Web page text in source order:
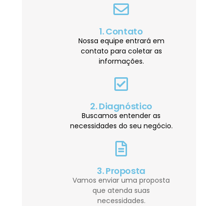
1. Contato
Nossa equipe entrará em
contato para coletar as
informações.
2. Diagnóstico
Buscamos entender as
necessidades do seu negócio.
3. Proposta
Vamos enviar uma proposta
que atenda suas
necessidades.